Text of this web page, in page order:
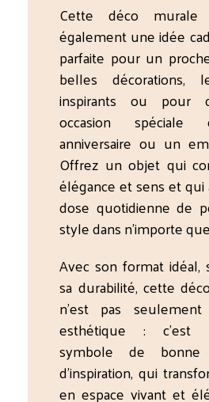
Cette déco murale
également une idée
parfaite pour un
belles décorations,
inspirants ou pour
occasion
anniversaire ou un
Offrez un objet qui
élégance et sens et
dose quotidienne de
style dans n’importe
Avec son format
sa durabilité, cette
n’est pas
esthétique : c’est
symbole de
d’inspiration, qui
en espace vivant et